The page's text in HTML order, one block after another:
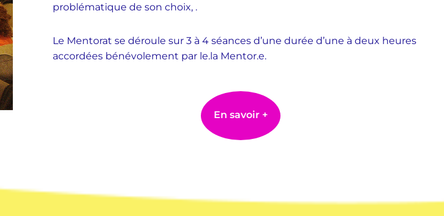
problématique de son choix, .
Le Mentorat se déroule sur 3 à 4 séances d’une durée d’une à deux heures
accordées bénévolement par le.la Mentor.e.
En savoir +